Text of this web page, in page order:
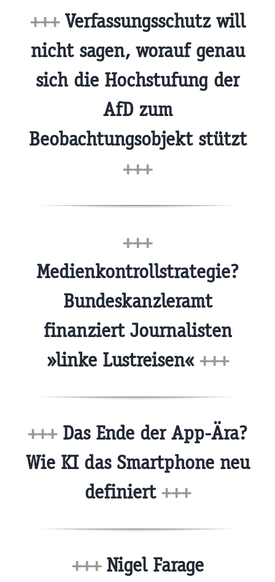
+++ Verfassungsschutz will
nicht sagen, worauf genau
sich die Hochstufung der
AfD zum
Beobachtungsobjekt stützt
+++
+++
Medienkontrollstrategie?
Bundeskanzleramt
finanziert Journalisten
»linke Lustreisen« +++
+++Das Ende der App-Ära?
Wie KI das Smartphone neu
definiert +++
+++ Nigel Farage